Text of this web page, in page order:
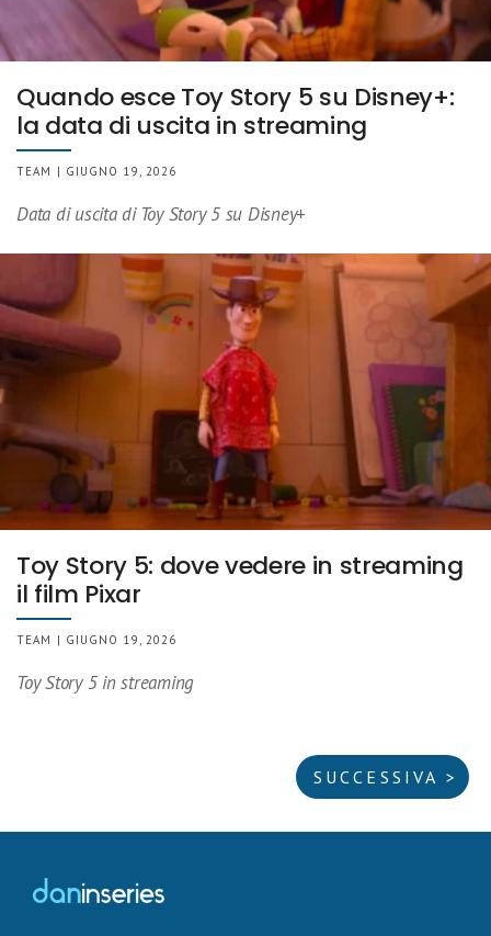
Quando esce Toy Story 5 su Disney+:
la data di uscita in streaming
TEAM | GIUGNO 19, 2026
Data di uscita di Toy Story 5 su Disney+
Toy Story 5: dove vedere in streaming
il film Pixar
TEAM | GIUGNO 19, 2026
Toy Story 5 in streaming
SUCCESSIVA >